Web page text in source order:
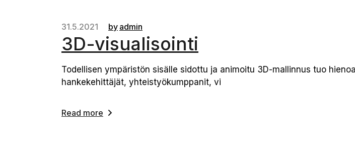
31.5.2021 by admin
3D-visualisointi
Todellisen ympäristön sisälle sidottu ja animoitu 3D-mallinnus tuo
hankekehittäjät, yhteistyökumppanit, vi
Read more